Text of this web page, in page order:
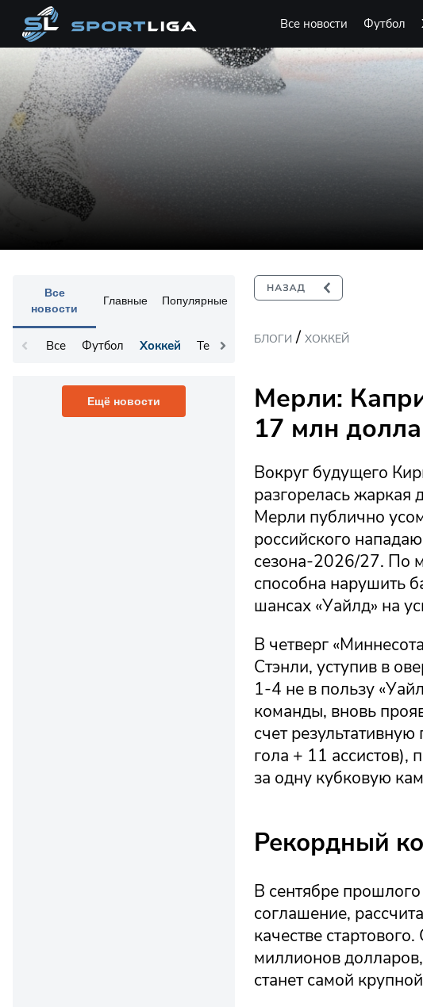
Все новости Футбол
Все
новости
Главные Популярные
Все Футбол Хоккей Теннис Остальное
Ещё новости
БЛОГИ / ХОККЕЙ
Мерли:
17 млн
Вокруг будущего
разгорелась
Мерли публично
российского
сезона-2026/27. По
способна нарушить
шансах «Уайлд» на
В четверг
Стэнли, уступив в
1-4 не в пользу
команды, вновь
счет
гола + 11 ассистов),
за одну кубковую
Рекордный
В сентябре
соглашение,
качестве
миллионов
станет самой